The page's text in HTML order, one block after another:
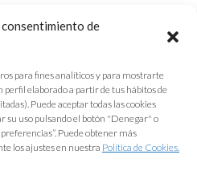
de
para fines analíticos y para mostrarte
perfil elaborado a partir de tus hábitos de
Puede aceptar todas las cookies
su uso pulsando el botón "Denegar" o
Puede obtener más
los ajustes en nuestra Política de Cookies.
de Cádiz
de uso